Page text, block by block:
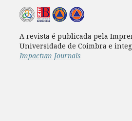
A revista é publicada pela
Universidade de Coimbra e
Impactum Journals